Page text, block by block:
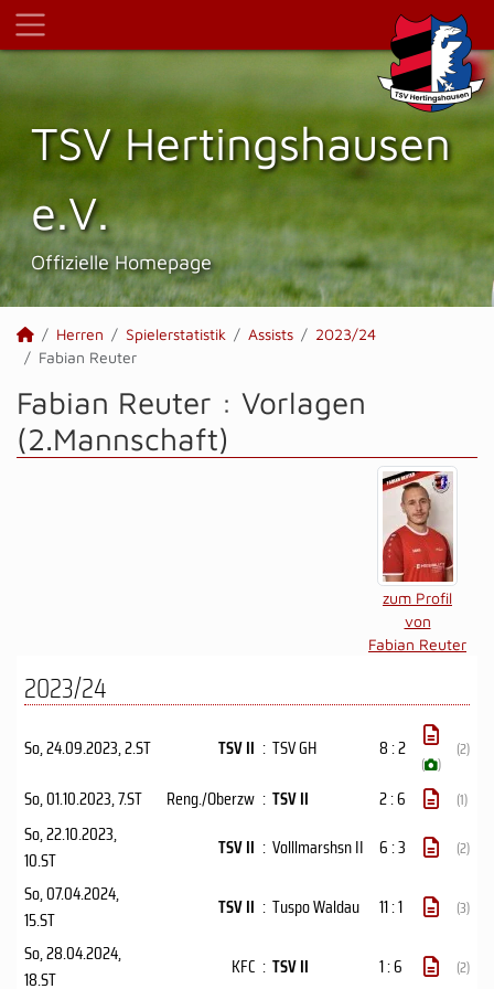
TSV Hertings­hausen
e.V.
Offizielle Homepage
Herren Spielerstatistik Assists
2023/24
Fabian Reuter
Fabian Reuter : Vorlagen
(2.Mannschaft)
zum Profil
von
Fabian Reuter
2023/24
So, 24.09.2023, 2.ST TSV II : TSV GH 8 : 2
( )
(2)
So, 01.10.2023, 7.ST Reng./Oberzw : TSV II 2 : 6 (1)
So, 22.10.2023,
10.ST
TSV II : Volllmarshsn II 6 : 3 (2)
So, 07.04.2024,
15.ST
TSV II : Tuspo Waldau 11 : 1 (3)
So, 28.04.2024,
18.ST
KFC : TSV II 1 : 6 (2)